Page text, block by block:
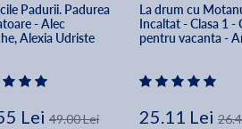
Padurii. Padurea
- Alec
Alexia Udriste
Lei 49.00 Lei
La drum cu
Incaltat - Clasa 1 -
pentru vacanta -
25.11 Lei